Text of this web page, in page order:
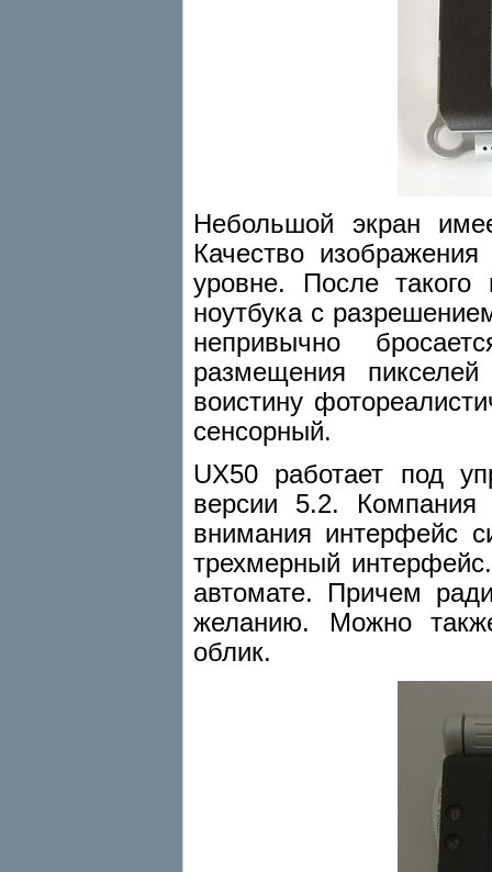
Небольшой экран
Качество
уровне. После такого
ноутбука с
непривычно
размещения
воистину
сенсорный.
UX50 работает под
версии 5.2.
внимания интерфейс
трехмерный
автомате. Причем
желанию. Можно
облик.